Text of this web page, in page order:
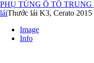
PHỤ TÙNG Ô TÔ
láiThước lái K3, Cerato 2015
Image
Info